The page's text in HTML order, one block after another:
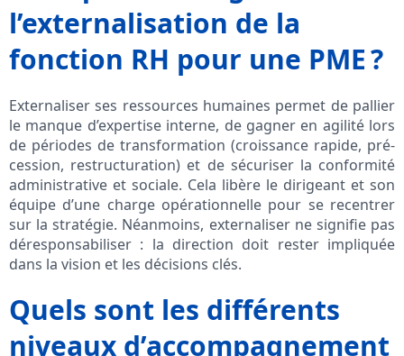
l’externalisation de la
fonction RH pour une PME ?
Externaliser ses ressources humaines permet de pallier
le manque d’expertise interne, de gagner en agilité lors
de périodes de transformation (croissance rapide, pré-
cession, restructuration) et de sécuriser la conformité
administrative et sociale. Cela libère le dirigeant et son
équipe d’une charge opérationnelle pour se recentrer
sur la stratégie. Néanmoins, externaliser ne signifie pas
déresponsabiliser : la direction doit rester impliquée
dans la vision et les décisions clés.
Quels sont les différents
niveaux d’accompagnement